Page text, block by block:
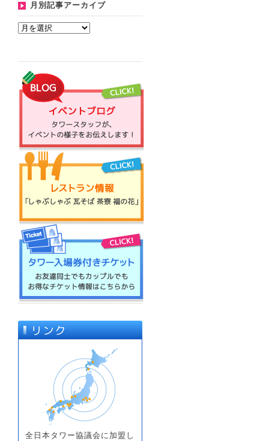
月別記事アーカイブ
全日本タワー協議会に加盟し